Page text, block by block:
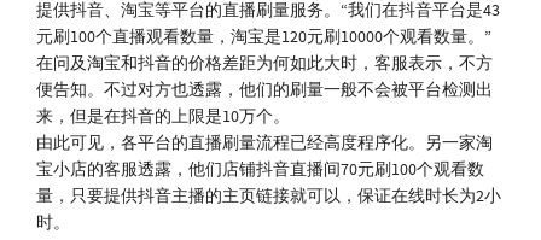
提供抖音、淘宝等平台的直播刷量服务。“我们在抖音平台是43
元刷100个直播观看数量，淘宝是120元刷10000个观看数量。”
在问及淘宝和抖音的价格差距为何如此大时，客服表示，不方
便告知。不过对方也透露，他们的刷量一般不会被平台检测出
来，但是在抖音的上限是10万个。
由此可见，各平台的直播刷量流程已经高度程序化。另一家淘
宝小店的客服透露，他们店铺抖音直播间70元刷100个观看数
量，只要提供抖音主播的主页链接就可以，保证在线时长为2小
时。